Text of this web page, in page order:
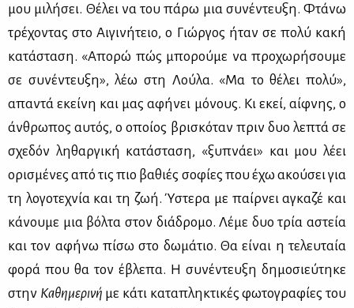
μου μι­λή­σει. Θέ­λει να του πά­ρω μια συ­νέ­ντευ­ξη. Φτά­νω
τρέ­χο­ντας στο Αι­γι­νή­τειο, ο Γιώρ­γος ήταν σε πο­λύ κα­κή
κα­τά­στα­ση. «Απο­ρώ πώς μπο­ρού­με να προ­χω­ρή­σου­με
σε συ­νέ­ντευ­ξη», λέω στη Λού­λα. «Μα το θέ­λει πο­λύ»,
απα­ντά εκεί­νη και μας αφή­νει μό­νους. Κι εκεί, αίφ­νης, ο
άν­θρω­πος αυ­τός, ο οποί­ος βρι­σκό­ταν πριν δυο λε­πτά σε
σχε­δόν λη­θαρ­γι­κή κα­τά­στα­ση, «ξυ­πνά­ει» και μου λέ­ει
ορι­σμέ­νες από τις πιο βα­θιές σο­φί­ες που έχω ακού­σει για
τη λο­γο­τε­χνία και τη ζωή. Ύστε­ρα με παίρ­νει αγκα­ζέ και
κά­νου­με μια βόλ­τα στον διά­δρο­μο. Λέ­με δυο τρία αστεία
και τον αφή­νω πί­σω στο δω­μά­τιο. Θα εί­ναι η τε­λευ­ταία
φο­ρά που θα τον έβλε­πα. Η συ­νέ­ντευ­ξη δη­μο­σιεύ­τη­κε
στην Κα­θη­με­ρι­νή με κά­τι κα­τα­πλη­κτι­κές φω­το­γρα­φί­ες του